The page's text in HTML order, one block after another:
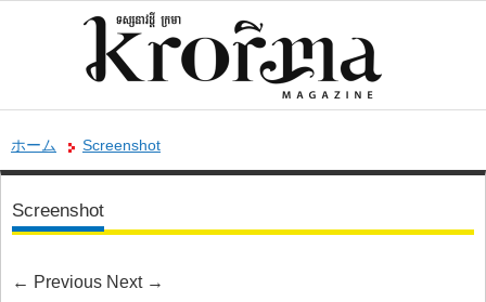
ホーム Screenshot
Screenshot
← Previous Next →